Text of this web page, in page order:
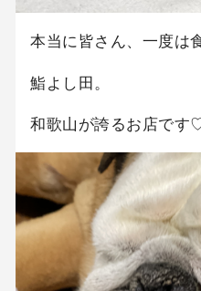
本当に皆さん、一度は
鮨よし田。
和歌山が誇るお店です